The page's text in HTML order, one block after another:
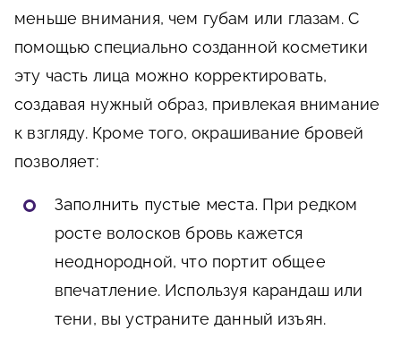
меньше внимания, чем губам или глазам. С
помощью специально созданной косметики
эту часть лица можно корректировать,
создавая нужный образ, привлекая внимание
к взгляду. Кроме того, окрашивание бровей
позволяет:
Заполнить пустые места. При редком
росте волосков бровь кажется
неоднородной, что портит общее
впечатление. Используя карандаш или
тени, вы устраните данный изъян.